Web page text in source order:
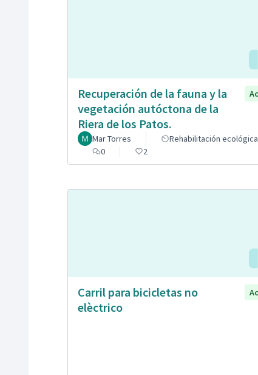
Recuperación de la fauna y la
vegetación autóctona de la
Riera de los Patos.
Mar Torres
Rehabilitación ecológica
0
2
Carril para bicicletas no
elèctrico